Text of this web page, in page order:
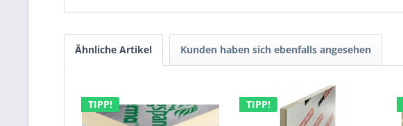
Ähnliche Artikel Kunden haben sich ebenfalls angesehen
TIPP! TIPP!